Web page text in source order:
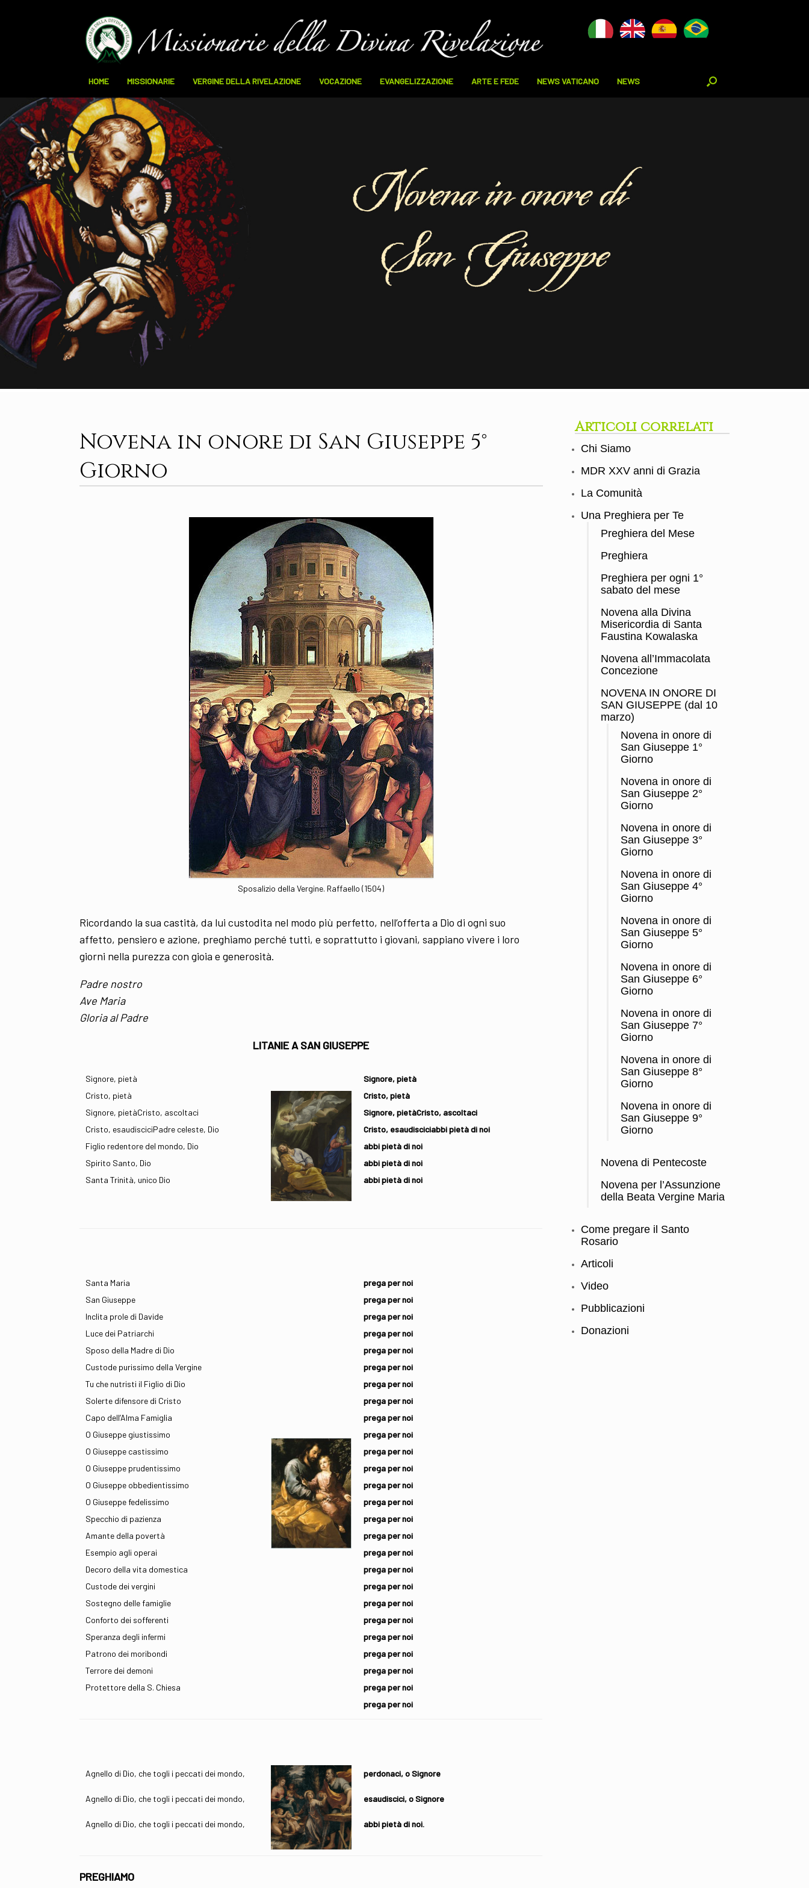
HOME MISSIONARIE VERGINE DELLA RIVELAZIONE VOCAZIONE EVANGELIZZAZIONE ARTE E FEDE NEWS VATICANO NEWS
Novena in onore di San Giuseppe 5°
Giorno
Sposalizio della Vergine. Raffaello (1504)
Ricordando la sua castità, da lui custodita nel modo più perfetto, nell’offerta a Dio di ogni suo
affetto, pensiero e azione, preghiamo perché tutti, e soprattutto i giovani, sappiano vivere i loro
giorni nella purezza con gioia e generosità.
Padre nostro
Ave Maria
Gloria al Padre
LITANIE A SAN GIUSEPPE
Signore, pietà
Cristo, pietà
Signore, pietàCristo, ascoltaci
Cristo, esaudisciciPadre celeste, Dio
Figlio redentore del mondo, Dio
Spirito Santo, Dio
Santa Trinità, unico Dio
Signore, pietà
Cristo, pietà
Signore, pietàCristo, ascoltaci
Cristo, esaudisciciabbi pietà di noi
abbi pietà di noi
abbi pietà di noi
abbi pietà di noi
Santa Maria
San Giuseppe
Inclita prole di Davide
Luce dei Patriarchi
Sposo della Madre di Dio
Custode purissimo della Vergine
Tu che nutristi il Figlio di Dio
Solerte difensore di Cristo
Capo dell’Alma Famiglia
O Giuseppe giustissimo
O Giuseppe castissimo
O Giuseppe prudentissimo
O Giuseppe obbedientissimo
O Giuseppe fedelissimo
Specchio di pazienza
Amante della povertà
Esempio agli operai
Decoro della vita domestica
Custode dei vergini
Sostegno delle famiglie
Conforto dei sofferenti
Speranza degli infermi
Patrono dei moribondi
Terrore dei demoni
Protettore della S. Chiesa
prega per noi
prega per noi
prega per noi
prega per noi
prega per noi
prega per noi
prega per noi
prega per noi
prega per noi
prega per noi
prega per noi
prega per noi
prega per noi
prega per noi
prega per noi
prega per noi
prega per noi
prega per noi
prega per noi
prega per noi
prega per noi
prega per noi
prega per noi
prega per noi
prega per noi
prega per noi
Agnello di Dio, che togli i peccati dei mondo,
Agnello di Dio, che togli i peccati dei mondo,
Agnello di Dio, che togli i peccati dei mondo,
perdonaci, o Signore
esaudiscici, o Signore
abbi pietà di noi.
PREGHIAMO
Articoli correlati
Chi Siamo
MDR XXV anni di Grazia
La Comunità
Una Preghiera per Te
Preghiera del Mese
Preghiera
Preghiera per ogni 1°
sabato del mese
Novena alla Divina
Misericordia di Santa
Faustina Kowalaska
Novena all’Immacolata
Concezione
NOVENA IN ONORE DI
SAN GIUSEPPE (dal 10
marzo)
Novena in onore di
San Giuseppe 1°
Giorno
Novena in onore di
San Giuseppe 2°
Giorno
Novena in onore di
San Giuseppe 3°
Giorno
Novena in onore di
San Giuseppe 4°
Giorno
Novena in onore di
San Giuseppe 5°
Giorno
Novena in onore di
San Giuseppe 6°
Giorno
Novena in onore di
San Giuseppe 7°
Giorno
Novena in onore di
San Giuseppe 8°
Giorno
Novena in onore di
San Giuseppe 9°
Giorno
Novena di Pentecoste
Novena per l’Assunzione
della Beata Vergine Maria
Come pregare il Santo
Rosario
Articoli
Video
Pubblicazioni
Donazioni